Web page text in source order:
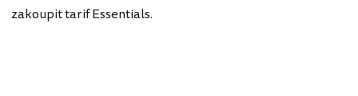
zakoupit tarif Essentials.